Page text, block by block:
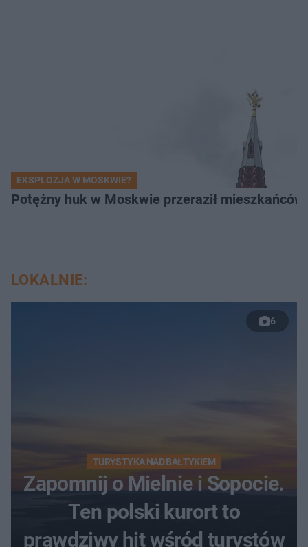
EKSPLOZJA W MOSKWIE?
Potężny huk w Moskwie przeraził
LOKALNIE:
6
TURYSTYKA NAD BAŁTYKIEM
Zapomnij o Mielnie i Sopocie.
Ten polski kurort to
prawdziwy hit wśród turystów